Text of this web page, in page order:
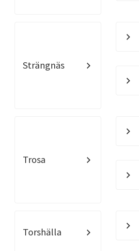
Strängnäs
Trosa
Torshälla